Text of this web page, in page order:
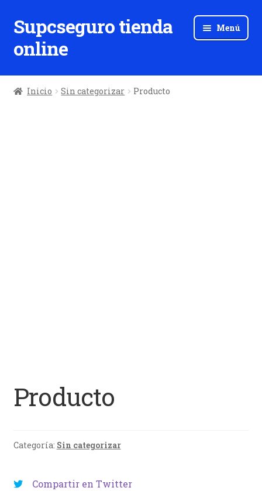
Ir
a
la
Ir
al
contenido
Supcseguro tienda
online
Menú
Inicio Sin categorizar Producto
Producto
Categoría: Sin categorizar
Compartir en Twitter